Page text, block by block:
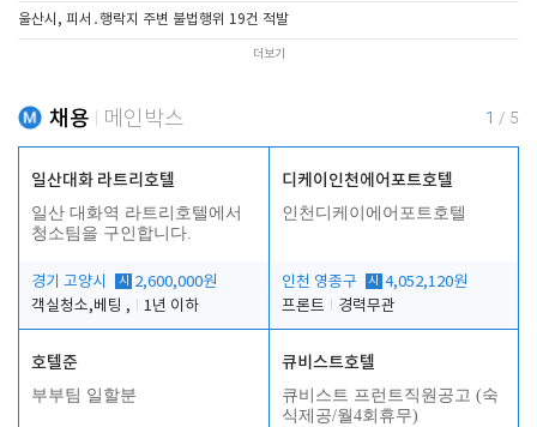
울산시, 피서․행락지 주변 불법행위 19건 적발
더보기
채용 메인박스 1 / 5
일산대화 라트리호텔
일산 대화역 라트리호텔에서
청소팀을 구인합니다.
경기 고양시 시
2,600,000원
객실청소,베팅 ,
1년 이하
디케이인천에어포트호텔
인천디케이에어포트호텔
인천 영종구 시
4,052,120원
프론트
경력무관
호텔준
부부팀 일할분
큐비스트호텔
큐비스트 프런트직원공고 (숙
식제공/월4회휴무)